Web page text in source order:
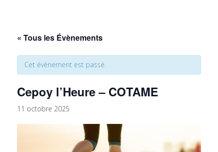
« Tous les Évènements
Cet évènement est passé.
Cepoy l’Heure – COTAME
11 octobre 2025